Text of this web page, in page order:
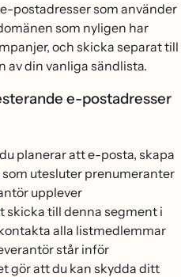
postadresser som använder
som nyligen har
och skicka separat till
av din vanliga sändlista.
e-postadresser
planerar att e-posta, skapa
utesluter prenumeranter
upplever
skicka till denna segment i
alla listmedlemmar
står inför
gör att du kan skydda ditt